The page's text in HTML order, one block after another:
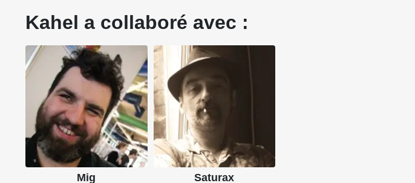
Kahel a collaboré avec :
Mig Saturax